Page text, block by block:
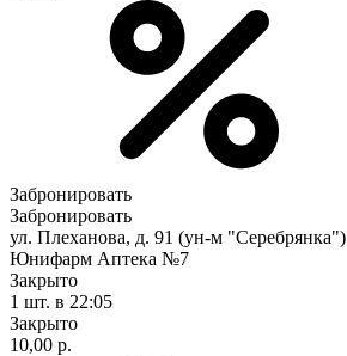
Забронировать
Забронировать
ул. Плеханова, д. 91 (ун-м "Серебрянка")
Юнифарм Аптека №7
Закрыто
1 шт. в 22:05
Закрыто
10,00 р.